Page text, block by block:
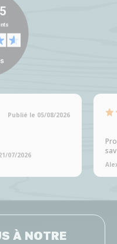
Publié le 05/08/2026
07/2026
À NOTRE